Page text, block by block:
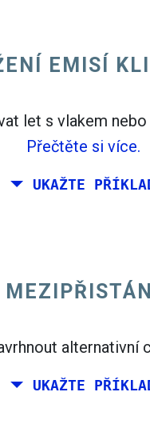
EMISÍ
let s vlakem
Přečtěte si více.
UKAŽTE
MEZIPŘISTÁNÍ
alternativní
UKAŽTE